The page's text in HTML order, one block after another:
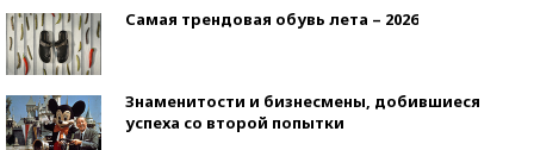
Самая трендовая обувь лета – 2026
Знаменитости и бизнесмены, добившиеся
успеха со второй попытки